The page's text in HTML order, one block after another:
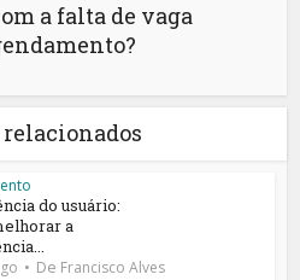
a falta de vaga
do usuário:
a
De Francisco Alves